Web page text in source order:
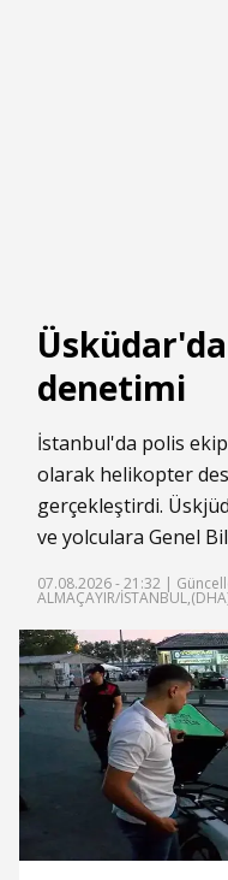
denetimi
İstanbul'da polis
olarak helikopter
gerçekleştirdi.
ve yolculara Genel
07.08.2026 - 21:32 |
ALMAÇAYIR/